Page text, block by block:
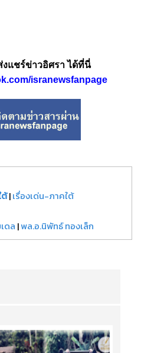
แชร์ข่าวอิศรา ได้ที่นี่
isranewsfanpage
|เรื่องเด่น-ภาคใต้
ดล |พล.อ.นิพัทธ์ ทองเล็ก